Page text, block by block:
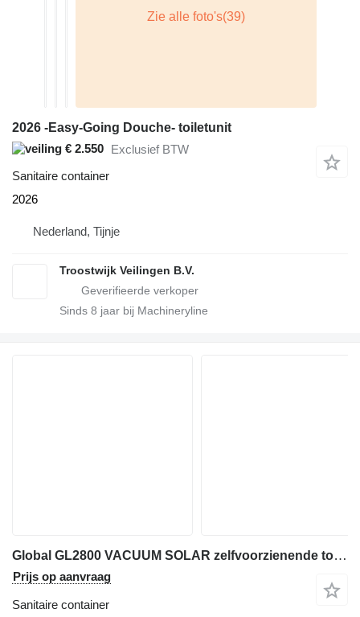
2026 -Easy-Going Douche- toiletunit
€ 2.550 Exclusief BTW
Sanitaire container
2026
Nederland, Tijnje
Troostwijk Veilingen B.V.
Sinds 8 jaar bij Machineryline
Global GL2800 VACUUM SOLAR zelfvoorzienende toiletwagen UNIEK
Prijs op aanvraag
Sanitaire container